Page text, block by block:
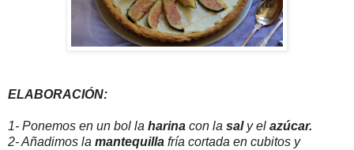
ELABORACIÓN:
1- Ponemos en un bol la harina con la saly el azúcar.
2- Añadimos la mantequilla fría cortada en cubitos y